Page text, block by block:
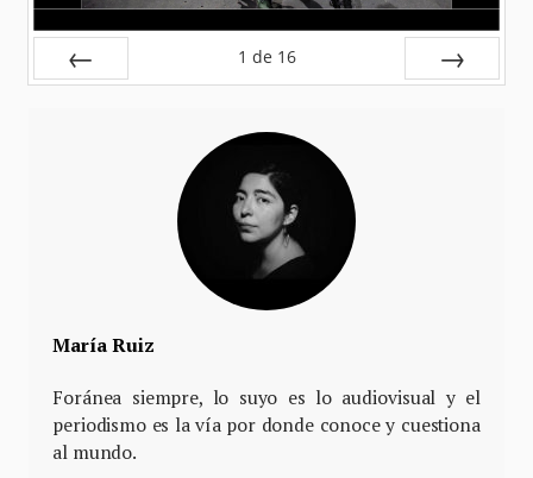
1 de 16
María Ruiz
Foránea siempre, lo suyo es lo audiovisual y el
periodismo es la vía por donde conoce y cuestiona
al mundo.